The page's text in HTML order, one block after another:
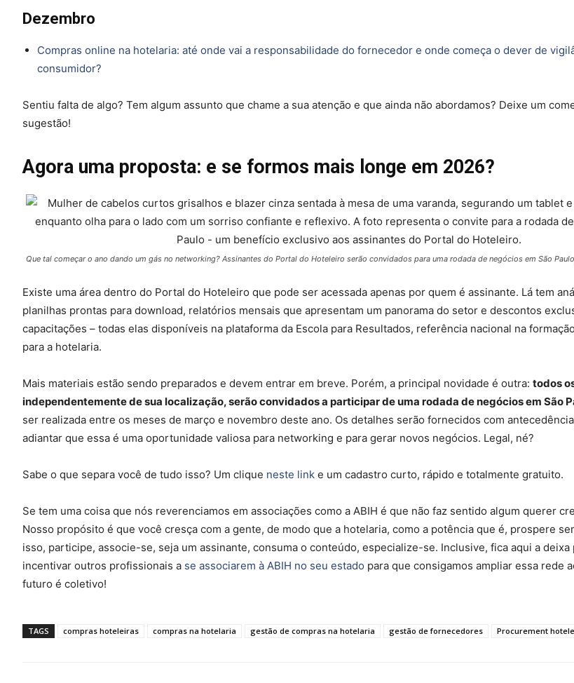
Dezembro
Compras online na hotelaria: até onde vai a responsabilidade do fornecedor e onde começa o dever de
consumidor?
Sentiu falta de algo? Tem algum assunto que chame a sua atenção e que ainda não abordamos? Deixe um
sugestão!
Agora uma proposta: e se formos mais longe em 2026?
Que tal começar o ano dando um gás no networking? Assinantes do Portal do Hoteleiro serão convidados para uma rodada de negócios em São
Existe uma área dentro do Portal do Hoteleiro que pode ser acessada apenas por quem é assinante. Lá tem
planilhas prontas para download, relatórios mensais que apresentam um panorama do setor e descontos
capacitações – todas elas disponíveis na plataforma da Escola para Resultados, referência nacional na
para a hotelaria.
Mais materiais estão sendo preparados e devem entrar em breve. Porém, a principal novidade é outra: todos
independentemente de sua localização, serão convidados a participar de uma rodada de negócios em São
ser realizada entre os meses de março e novembro deste ano. Os detalhes serão fornecidos com
adiantar que essa é uma oportunidade valiosa para networking e para gerar novos negócios. Legal, né?
Sabe o que separa você de tudo isso? Um clique neste link e um cadastro curto, rápido e totalmente gratuito.
Se tem uma coisa que nós reverenciamos em associações como a ABIH é que não faz sentido algum querer
Nosso propósito é que você cresça com a gente, de modo que a hotelaria, como a potência que é, prospere
isso, participe, associe-se, seja um assinante, consuma o conteúdo, especialize-se. Inclusive, fica aqui a
incentivar outros profissionais a se associarem à ABIH no seu estado para que consigamos ampliar essa rede
futuro é coletivo!
TAGS compras hoteleiras compras na hotelaria gestão de compras na hotelaria gestão de fornecedores Procurement